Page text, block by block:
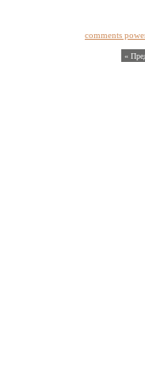
comments
«